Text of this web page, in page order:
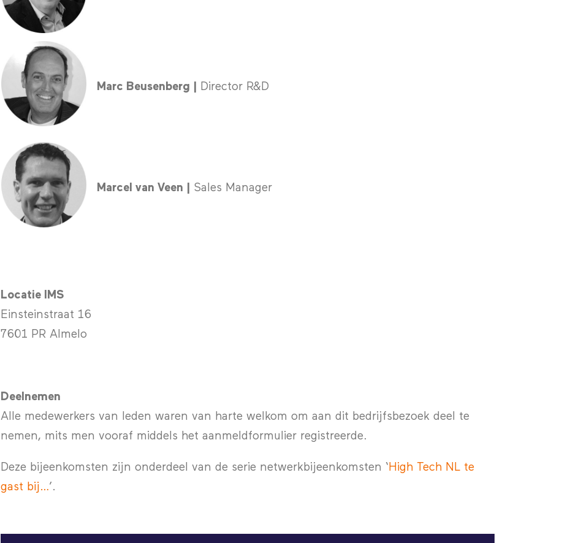
Marc Beusenberg | Director R&D……………………………………………….
Marcel van Veen | Sales Manager
Locatie IMS
Einsteinstraat 16
7601 PR Almelo
Deelnemen
Alle medewerkers van leden waren van harte welkom om aan dit bedrijfsbezoek deel te
nemen, mits men vooraf middels het aanmeldformulier registreerde.
Deze bijeenkomsten zijn onderdeel van de serie netwerkbijeenkomsten ‘ High Tech NL te
gast bij…’.